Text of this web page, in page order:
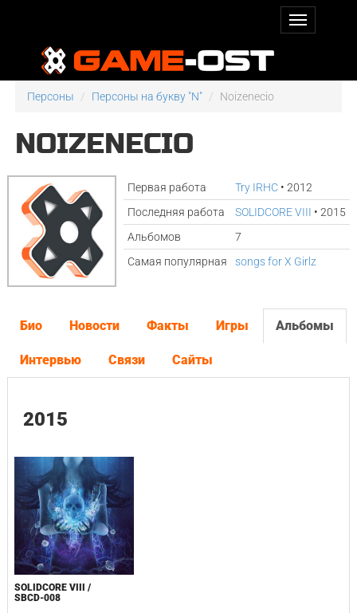
Персоны Персоны на букву "N" Noizenecio
NOIZENECIO
Первая работа Try IRHC • 2012
Последняя работа
SOLIDCORE VIII • 2015
Альбомов
7
Самая популярная
songs for X Girlz
Био Новости Факты Игры Альбомы
Интервью Связи Сайты
2015
SOLIDCORE VIII /
SBCD-008